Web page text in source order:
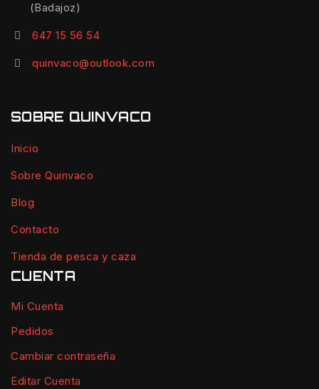
(Badajoz)
647 15 56 54
quinvaco@outlook.com
SOBRE QUINVACO
Inicio
Sobre Quinvaco
Blog
Contacto
Tienda de pesca y caza
CUENTA
Mi Cuenta
Pedidos
Cambiar contraseña
Editar Cuenta